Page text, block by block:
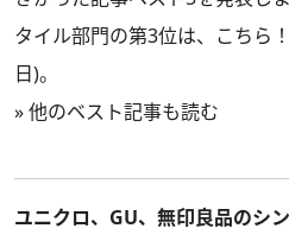
タイル部門の第3位は、こちら
日)。
»他のベスト記事も読む
ユニクロ、GU、無印良品のシ